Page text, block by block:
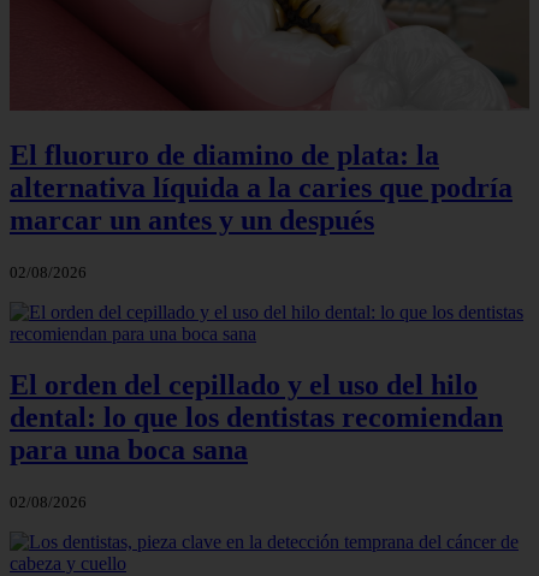
El fluoruro de diamino de plata: la
alternativa líquida a la caries que podría
marcar un antes y un después
02/08/2026
El orden del cepillado y el uso del hilo
dental: lo que los dentistas recomiendan
para una boca sana
02/08/2026